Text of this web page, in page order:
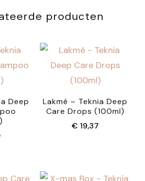
producten
Deep
Lakmé – Teknia Deep
Care Drops (100ml)
€ 19,37